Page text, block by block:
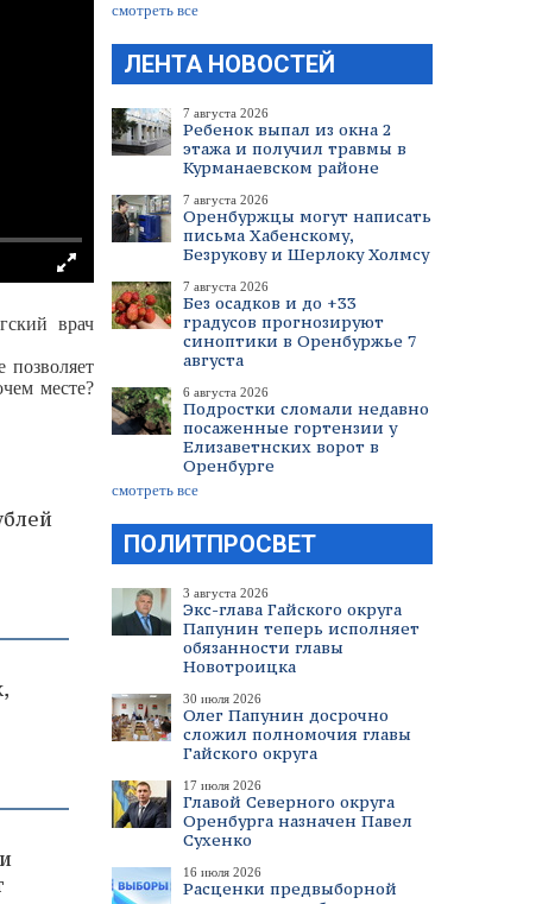
смотреть все
ЛЕНТА НОВОСТЕЙ
7 августа 2026
Ребенок выпал из окна 2
этажа и получил травмы в
Курманаевском районе
7 августа 2026
Оренбуржцы могут написать
письма Хабенскому,
Безрукову и Шерлоку Холмсу
7 августа 2026
Без осадков и до +33
градусов прогнозируют
синоптики в Оренбуржье 7
августа
6 августа 2026
Подростки сломали недавно
посаженные гортензии у
Елизаветнских ворот в
Оренбурге
смотреть все
ПОЛИТПРОСВЕТ
3 августа 2026
Экс-глава Гайского округа
Папунин теперь исполняет
обязанности главы
Новотроицка
30 июля 2026
Олег Папунин досрочно
сложил полномочия главы
Гайского округа
17 июля 2026
Главой Северного округа
Оренбурга назначен Павел
Сухенко
16 июля 2026
Расценки предвыборной
врач
месте?